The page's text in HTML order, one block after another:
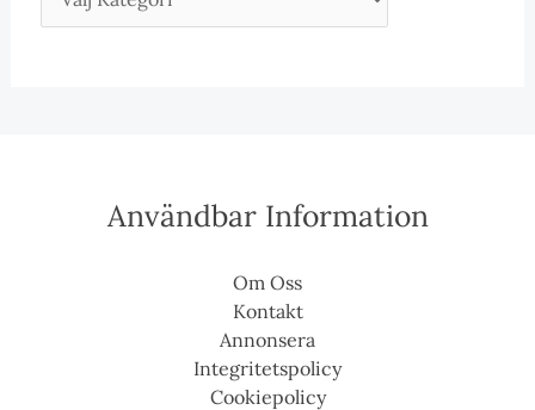
Användbar Information
Om Oss
Kontakt
Annonsera
Integritetspolicy
Cookiepolicy